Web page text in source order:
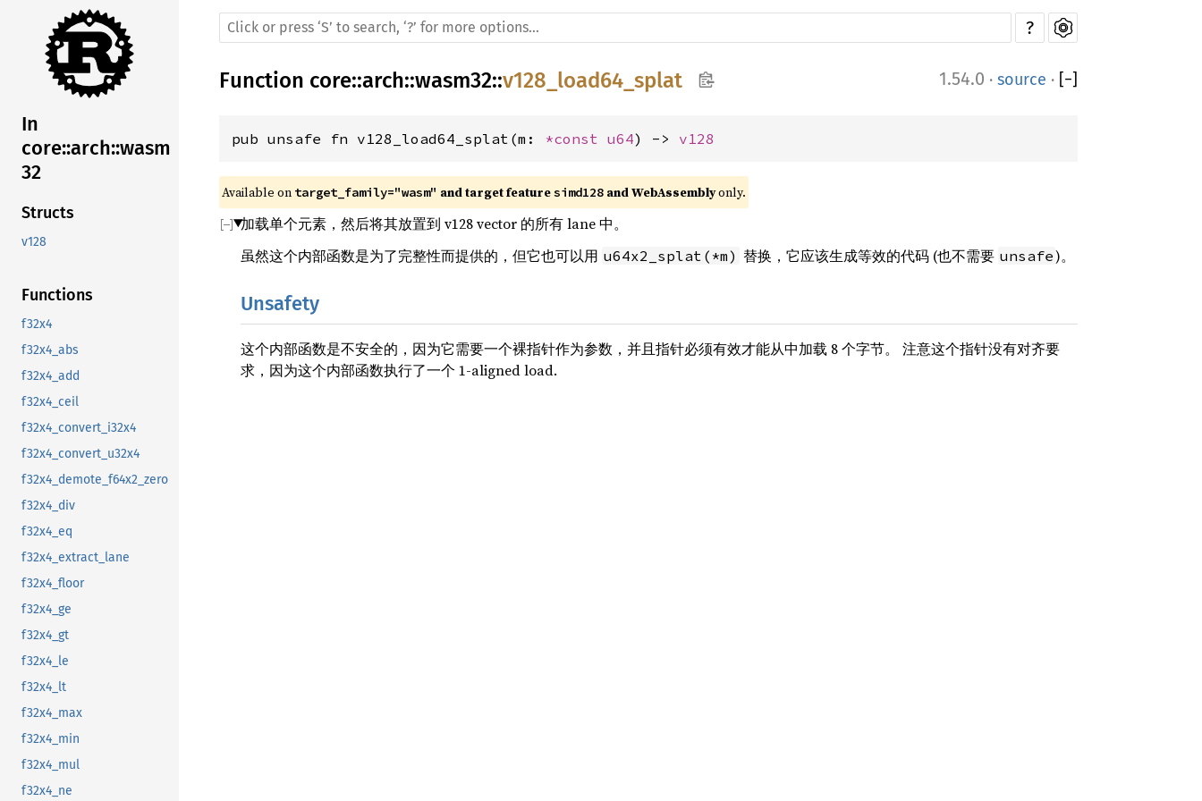
In
core::arch::wasm
32
Structs
v128
Functions
f32x4
f32x4_abs
f32x4_add
f32x4_ceil
f32x4_convert_i32x4
f32x4_convert_u32x4
f32x4_demote_f64x2_zero
f32x4_div
f32x4_eq
f32x4_extract_lane
f32x4_floor
f32x4_ge
f32x4_gt
f32x4_le
f32x4_lt
f32x4_max
f32x4_min
f32x4_mul
f32x4_ne
?
Function core::arch::wasm32::v128_load64_splat 1.54.0 · source · [−]
pub unsafe fn v128_load64_splat(m: *const u64) -> v128
Available on target_family="wasm" and target feature simd128 and WebAssembly only.
加载单个元素，然后将其放置到 v128 vector 的所有 lane 中。
虽然这个内部函数是为了完整性而提供的，但它也可以用 u64x2_splat(*m) 替换，它应该生成等效的代码 (也不需要 unsafe)。
Unsafety
这个内部函数是不安全的，因为它需要一个裸指针作为参数，并且指针必须有效才能从中加载 8 个字节。 注意这个指针没有对齐要
求，因为这个内部函数执行了一个 1-aligned load.